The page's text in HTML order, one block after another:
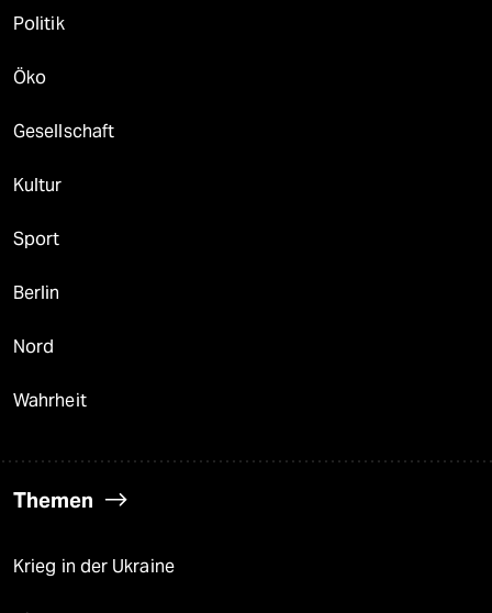
Politik
Öko
Gesellschaft
Kultur
Sport
Berlin
Nord
Wahrheit
Themen
Krieg in der Ukraine